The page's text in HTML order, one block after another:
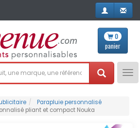
0
panier
Parapluie personnalisé
pliant et compact Nouka